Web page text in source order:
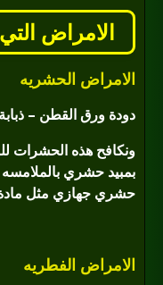
الامراض
الامراض الحشريه
دودة ورق القطن –
ونكافح هذه الحشرات
بمبيد حشري بالملامسه
حشري جهازي مثل مادة
الامراض الفطريه